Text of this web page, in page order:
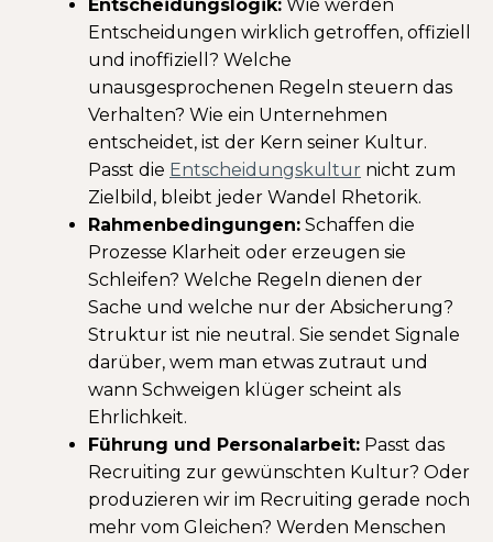
Entscheidungslogik: Wie werden
Entscheidungen wirklich getroffen, offiziell
und inoffiziell? Welche
unausgesprochenen Regeln steuern das
Verhalten? Wie ein Unternehmen
entscheidet, ist der Kern seiner Kultur.
Passt die Entscheidungskultur nicht zum
Zielbild, bleibt jeder Wandel Rhetorik.
Rahmenbedingungen: Schaffen die
Prozesse Klarheit oder erzeugen sie
Schleifen? Welche Regeln dienen der
Sache und welche nur der Absicherung?
Struktur ist nie neutral. Sie sendet Signale
darüber, wem man etwas zutraut und
wann Schweigen klüger scheint als
Ehrlichkeit.
Führung und Personalarbeit: Passt das
Recruiting zur gewünschten Kultur? Oder
produzieren wir im Recruiting gerade noch
mehr vom Gleichen? Werden Menschen